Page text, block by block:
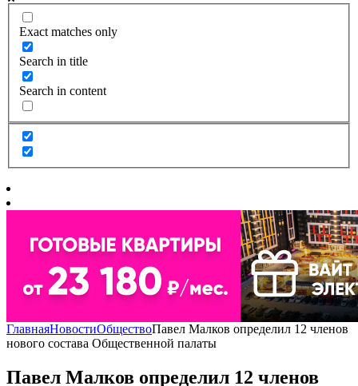
Exact matches only
Search in title
Search in content
ГлавнаяНовостиОбществоПавел Малков определил 12 членов
нового состава Общественной палаты
Павел Малков определил 12 членов